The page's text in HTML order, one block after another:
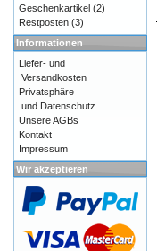
Geschenkartikel (2)
Restposten (3)
Informationen
Liefer- und
Versandkosten
Privatsphäre
und Datenschutz
Unsere AGBs
Kontakt
Impressum
Wir akzeptieren